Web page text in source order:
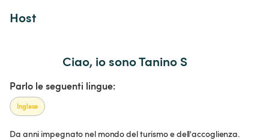
Host
Ciao, io sono Tanino S
Parlo le seguenti lingue:
Inglese
Da anni impegnato nel mondo del turismo e dell'accoglienza.